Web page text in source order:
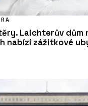
Laichterův dům
nabízí zážitkové